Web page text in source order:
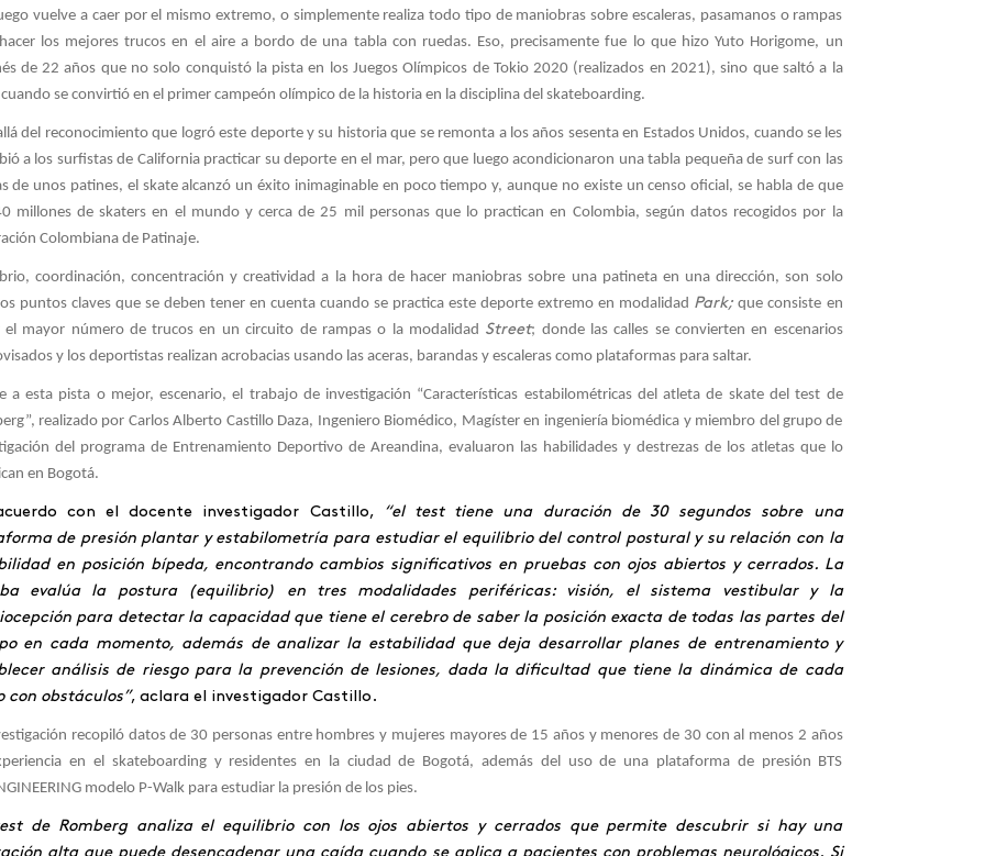
vuelve a caer por el mismo extremo, o simplemente realiza todo tipo de maniobras sobre escaleras, pasamanos o rampas
los mejores trucos en el aire a bordo de una tabla con ruedas. Eso, precisamente fue lo que hizo Yuto Horigome, un
de 22 años que no solo conquistó la pista en los Juegos Olímpicos de Tokio 2020 (realizados en 2021), sino que saltó a la
se convirtió en el primer campeón olímpico de la historia en la disciplina del skateboarding.
del reconocimiento que logró este deporte y su historia que se remonta a los años sesenta en Estados Unidos, cuando se les
a los surfistas de California practicar su deporte en el mar, pero que luego acondicionaron una tabla pequeña de surf con las
de unos patines, el skate alcanzó un éxito inimaginable en poco tiempo y, aunque no existe un censo oficial, se habla de que
millones de skaters en el mundo y cerca de 25 mil personas que lo practican en Colombia, según datos recogidos por la
Colombiana de Patinaje.
coordinación, concentración y creatividad a la hora de hacer maniobras sobre una patineta en una dirección, son solo
puntos claves que se deben tener en cuenta cuando se practica este deporte extremo en modalidad Park; que consiste en
el mayor número de trucos en un circuito de rampas o la modalidad Street; donde las calles se convierten en escenarios
y los deportistas realizan acrobacias usando las aceras, barandas y escaleras como plataformas para saltar.
a esta pista o mejor, escenario, el trabajo de investigación “Características estabilométricas del atleta de skate del test de
realizado por Carlos Alberto Castillo Daza, Ingeniero Biomédico, Magíster en ingeniería biomédica y miembro del grupo de
del programa de Entrenamiento Deportivo de Areandina, evaluaron las habilidades y destrezas de los atletas que lo
en Bogotá.
con el docente investigador Castillo,
“el test tiene una duración de 30 segundos sobre una
de presión plantar y estabilometría para estudiar el equilibrio del control postural y su relación con la
en posición bípeda, encontrando cambios significativos en pruebas con ojos abiertos y cerrados. La
evalúa la postura (equilibrio) en tres modalidades periféricas: visión, el sistema vestibular y la
para detectar la capacidad que tiene el cerebro de saber la posición exacta de todas las partes del
en cada momento, además de analizar la estabilidad que deja desarrollar planes de entrenamiento y
análisis de riesgo para la prevención de lesiones, dada la dificultad que tiene la dinámica de cada
con obstáculos”, aclara el investigador Castillo.
recopiló datos de 30 personas entre hombres y mujeres mayores de 15 años y menores de 30 con al menos 2 años
en el skateboarding y residentes en la ciudad de Bogotá, además del uso de una plataforma de presión BTS
modelo P-Walk para estudiar la presión de los pies.
de Romberg analiza el equilibrio con los ojos abiertos y cerrados que permite descubrir si hay una